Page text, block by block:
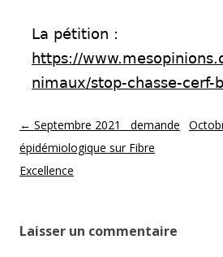
La pétition :
https://
nimaux/stop-chasse-cerf-
Post navigation
← Septembre 2021 demande
épidémiologique sur Fibre
Excellence
Laisser un commentaire